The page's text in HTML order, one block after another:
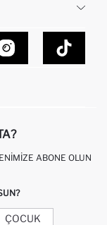
ABONE OLUN
ÇOCUK